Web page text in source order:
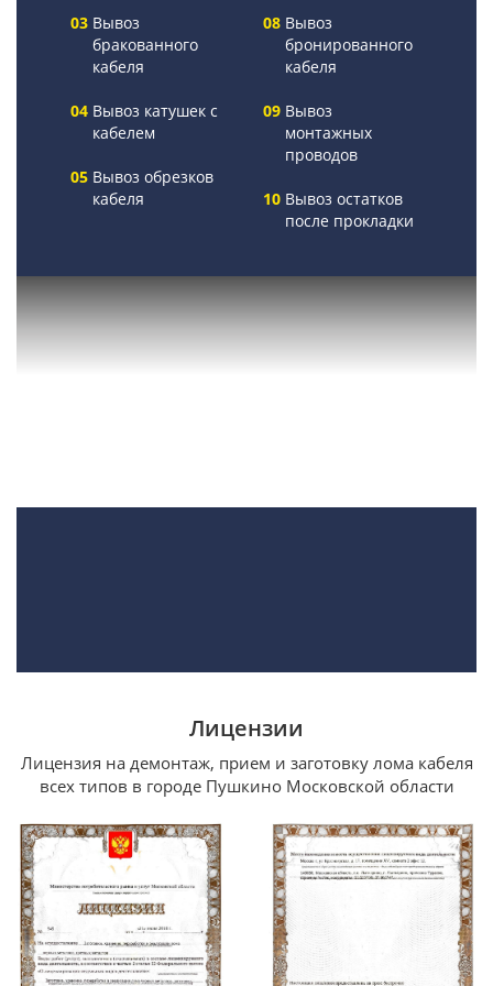
Вывоз
бракованного
кабеля
Вывоз катушек с
кабелем
Вывоз обрезков
кабеля
Вывоз
бронированного
кабеля
Вывоз
монтажных
проводов
Вывоз остатков
после прокладки
Лицензии
Лицензия на демонтаж, прием и заготовку лома кабеля
всех типов в городе Пушкино Московской области